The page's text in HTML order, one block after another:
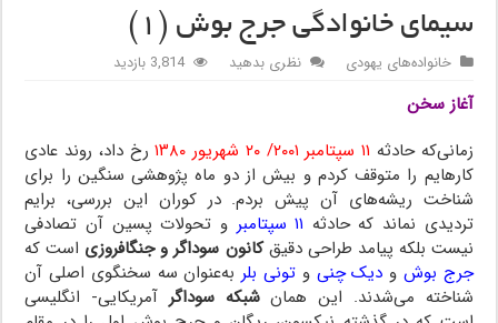
سیمای خانوادگی جرج بوش (۱)
خانواده‌های یهودی نظری بدهید 3,814 بازدید
آغاز سخن
زمانی‌که حادثه ۱۱ سپتامبر ۲۰۰۱/ ۲۰ شهریور ۱۳۸۰
رخ داد، روند عادی
کارهایم را متوقف کردم و بیش از دو ماه پژوهشی سنگین را برای
شناخت ریشه‌های آن پیش بردم. در کوران این بررسی، برایم
تردیدی نماند که حادثه ۱۱ سپتامبر
و تحولات پسین آن تصادفی
نیست بلکه پیامد طراحی دقیقکانون سوداگر و جنگ‎افروزی
جرج بوش و دیک چنی و تونی بلربه‌عنوان سه سخنگوی اصلی آن
شناخته می‌شدند. این همانشبکه سوداگر آمریکایی- انگلیسی